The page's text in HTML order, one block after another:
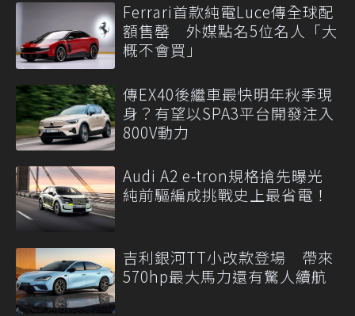
Ferrari首款純電Luce傳全球配
額售罄 外媒點名5位名人「大
概不會買」
傳EX40後繼車最快明年秋季現
身？有望以SPA3平台開發注入
800V動力
Audi A2 e-tron規格搶先曝光
純前驅編成挑戰史上最省電！
吉利銀河TT小改款登場 帶來
570hp最大馬力還有驚人續航